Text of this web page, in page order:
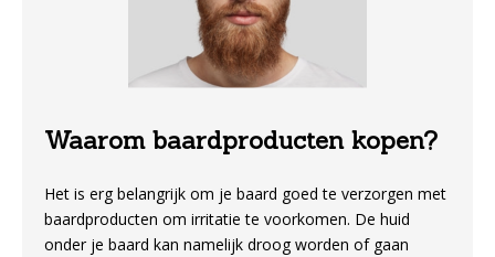
Waarom baardproducten kopen?
Het is erg belangrijk om je baard goed te verzorgen met
baardproducten om irritatie te voorkomen. De huid
onder je baard kan namelijk droog worden of gaan